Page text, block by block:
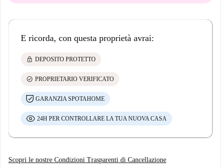
E ricorda, con questa proprietà avrai:
lock DEPOSITO PROTETTO
check_circle PROPRIETARIO VERIFICATO
GARANZIA SPOTAHOME
24H PER CONTROLLARE LA TUA NUOVA CASA
Scopri le nostre Condizioni Trasparenti di Cancellazione